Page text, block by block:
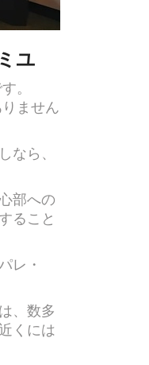
ユ
。
ません
なら、
部への
ること
レ・
、数多
くには